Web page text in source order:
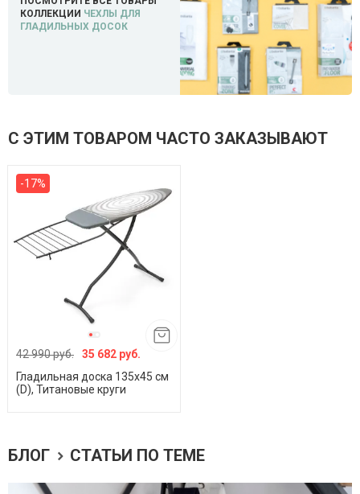
КОЛЛЕКЦИИ ЧЕХЛЫ ДЛЯ
ГЛАДИЛЬНЫХ ДОСОК
С ЭТИМ ТОВАРОМ ЧАСТО ЗАКАЗЫВАЮТ
-17%
42 990 руб.
35 682 руб.
Гладильная доска 135х45 см
(D), Титановые круги
БЛОГ СТАТЬИ ПО ТЕМЕ